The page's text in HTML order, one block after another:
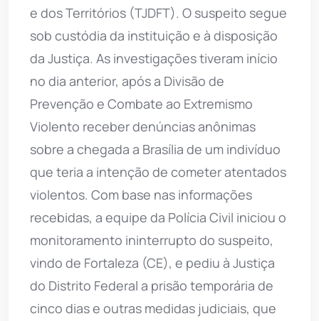
e dos Territórios (TJDFT). O suspeito segue
sob custódia da instituição e à disposição
da Justiça. As investigações tiveram início
no dia anterior, após a Divisão de
Prevenção e Combate ao Extremismo
Violento receber denúncias anônimas
sobre a chegada a Brasília de um indivíduo
que teria a intenção de cometer atentados
violentos. Com base nas informações
recebidas, a equipe da Polícia Civil iniciou o
monitoramento ininterrupto do suspeito,
vindo de Fortaleza (CE), e pediu à Justiça
do Distrito Federal a prisão temporária de
cinco dias e outras medidas judiciais, que